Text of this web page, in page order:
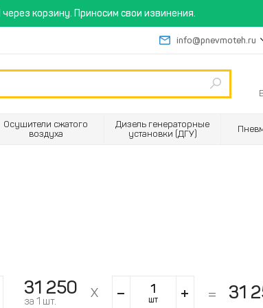
корзину. Приносим свои извинения.
info@pnevmoteh.ru
Осушители сжатого
воздуха
Дизель генераторные
установки (ДГУ)
31 250
за 1 шт. шт 31